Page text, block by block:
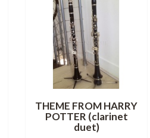
THEME FROM HARRY
POTTER (clarinet
duet)